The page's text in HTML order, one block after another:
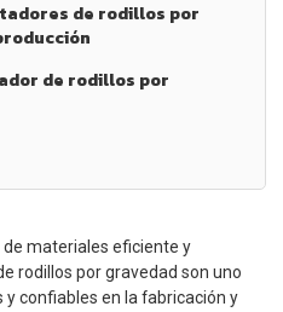
de rodillos por
de rodillos por
materiales eficiente y
rodillos por gravedad son uno
confiables en la fabricación y